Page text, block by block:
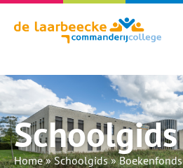
Schoolgids
Home»Schoolgids»Boekenfonds